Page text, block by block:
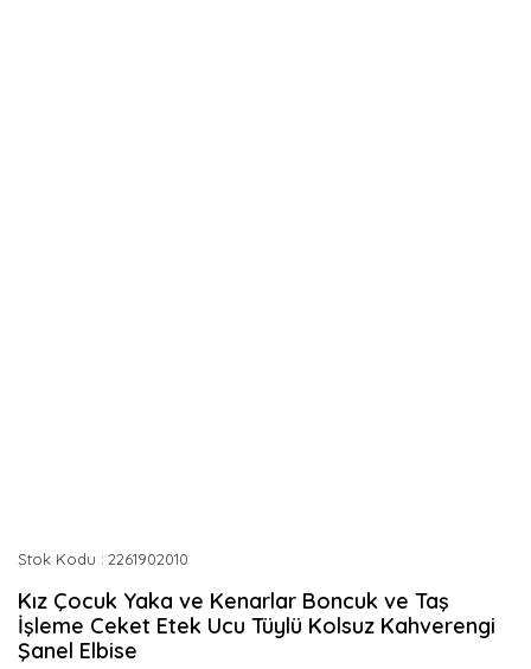
Stok Kodu 2261902010
Kız Çocuk Yaka ve Kenarlar Boncuk ve Taş
İşleme Ceket Etek Ucu Tüylü Kolsuz Kahverengi
Şanel Elbise